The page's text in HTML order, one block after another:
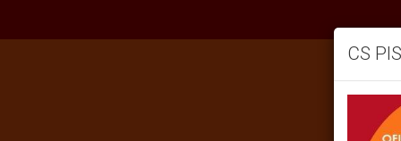
CS